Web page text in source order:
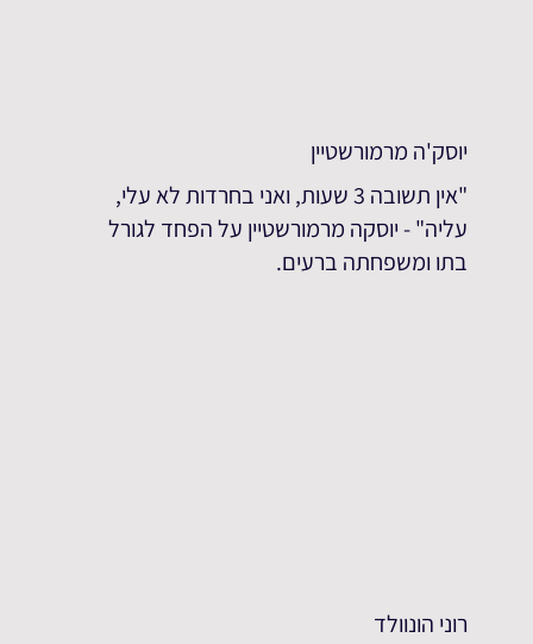
יוסק'ה מרמורשטיין
"אין תשובה 3 שעות, ואני בחרדות לא עלי,
עליה" - יוסקה מרמורשטיין על הפחד לגורל
בתו ומשפחתה ברעים.
רוני הונוולד